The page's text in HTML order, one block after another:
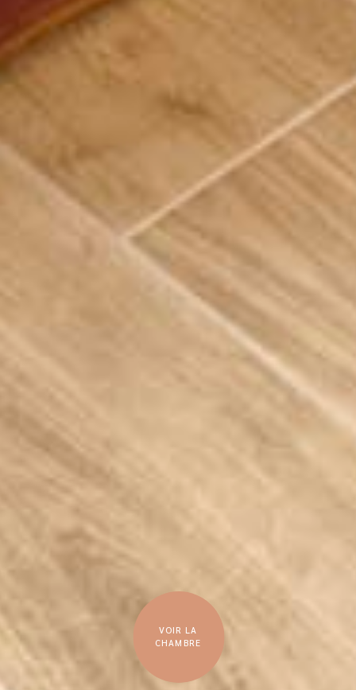
VOIR LA
CHAMBRE